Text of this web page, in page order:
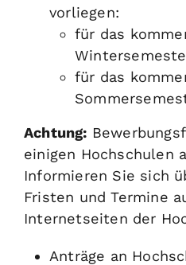
vorliegen:
für das
für das
Achtung:
einigen Hochschulen
Informieren Sie sich
Fristen und Termine
Internetseiten der
Anträge an